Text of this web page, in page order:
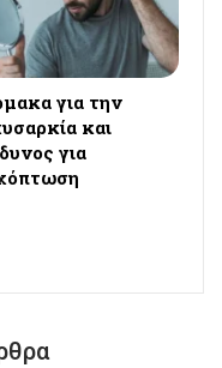
για την
και
για